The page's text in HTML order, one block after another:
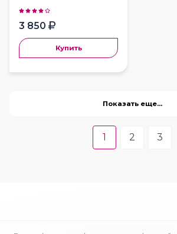
3 850
Купить
Показать еще...
1 2 3